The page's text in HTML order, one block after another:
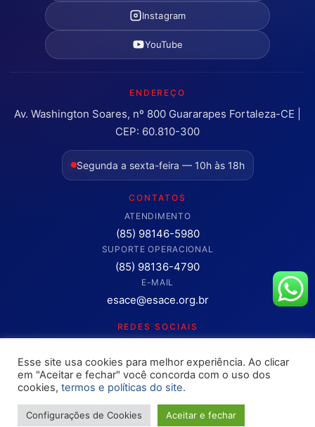
Instagram
YouTube
ENDEREÇO
Av. Washington Soares, nº 800 Guararapes Fortaleza-CE |
CEP: 60.810-300
Segunda a sexta-feira — 10h às 18h
CONTATOS
ATENDIMENTO
(85) 98146-5980
SUPORTE OPERACIONAL
(85) 98136-4790
E-MAIL
esace@esace.org.br
REDES SOCIAIS
Clique para abrir os canais oficiais.
Copyright © 2025 – OAB ESA-CE. Todos os direitos reservados
Esse site usa cookies para melhor experiência. Ao clicar
em "Aceitar e fechar" você concorda com o uso dos
cookies, termos e políticas do site.
Configurações de Cookies Aceitar e fechar